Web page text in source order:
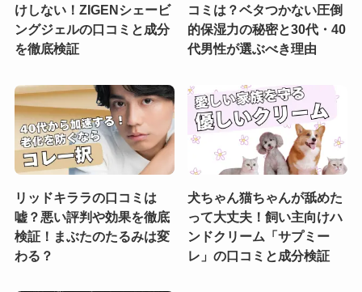
けしない！ZIGENシェービ
ングジェルの口コミと成分
を徹底検証
コミは？ベタつかない圧倒
的保湿力の秘密と30代・40
代男性が選ぶべき理由
リッドキララの口コミは
嘘？悪い評判や効果を徹底
検証！まぶたのたるみは変
わる？
犬ちゃん猫ちゃんが舐めた
って大丈夫！飼い主向けハ
ンドクリーム「サプミー
レ」の口コミと成分検証